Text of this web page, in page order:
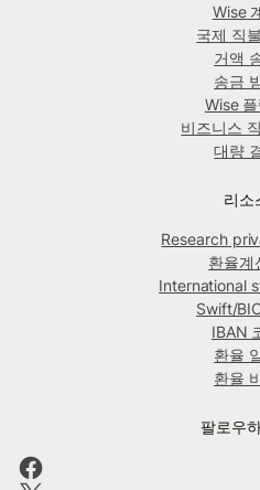
Wise
국제 직
거액
송금
Wise
비즈니스
대량
리소
Research
환율계
International
Swift/
IBAN
환율
환율
팔로우